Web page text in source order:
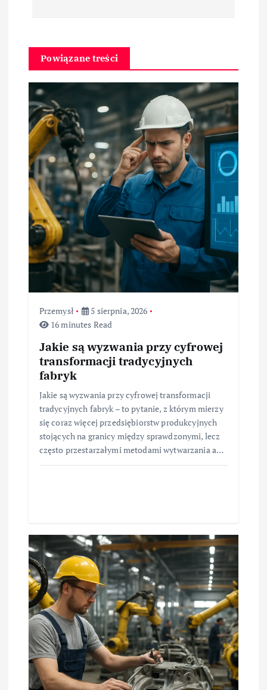
c
a
w
p
s
u
Powiązane treści
Przemysł
5 sierpnia, 2026
16 minutes Read
Jakie są wyzwania przy cyfrowej
transformacji tradycyjnych
fabryk
Jakie są wyzwania przy cyfrowej transformacji
tradycyjnych fabryk – to pytanie, z którym mierzy
się coraz więcej przedsiębiorstw produkcyjnych
stojących na granicy między sprawdzonymi, lecz
często przestarzałymi metodami wytwarzania a…